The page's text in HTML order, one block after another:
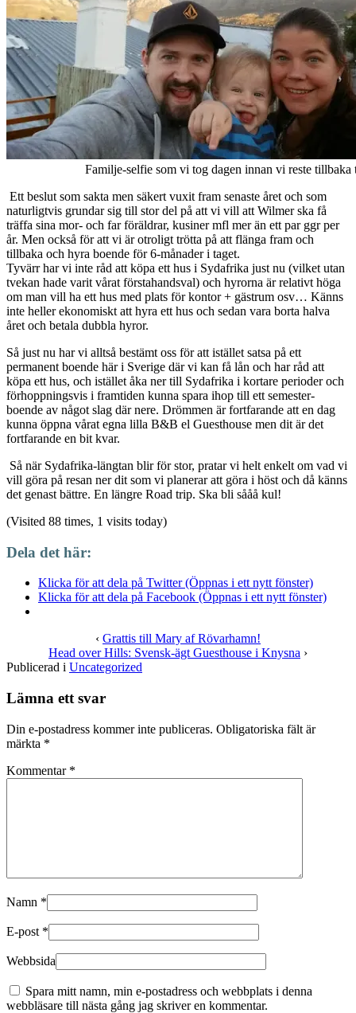
Familje-selfie som vi tog dagen innan vi reste tillbaka
Ett beslut som sakta men säkert vuxit fram senaste året och som
naturligtvis grundar sig till stor del på att vi vill att Wilmer ska få
träffa sina mor- och far föräldrar, kusiner mfl mer än ett par ggr per
år. Men också för att vi är otroligt trötta på att flänga fram och
tillbaka och hyra boende för 6-månader i taget.
Tyvärr har vi inte råd att köpa ett hus i Sydafrika just nu (vilket utan
tvekan hade varit vårat förstahandsval) och hyrorna är relativt höga
om man vill ha ett hus med plats för kontor + gästrum osv… Känns
inte heller ekonomiskt att hyra ett hus och sedan vara borta halva
året och betala dubbla hyror.
Så just nu har vi alltså bestämt oss för att istället satsa på ett
permanent boende här i Sverige där vi kan få lån och har råd att
köpa ett hus, och istället åka ner till Sydafrika i kortare perioder och
förhoppningsvis i framtiden kunna spara ihop till ett semester-
boende av något slag där nere. Drömmen är fortfarande att en dag
kunna öppna vårat egna lilla B&B el Guesthouse men dit är det
fortfarande en bit kvar.
Så när Sydafrika-längtan blir för stor, pratar vi helt enkelt om vad vi
vill göra på resan ner dit som vi planerar att göra i höst och då känns
det genast bättre. En längre Road trip. Ska bli sååå kul!
(Visited 88 times, 1 visits today)
Dela det här:
Klicka för att dela på Twitter (Öppnas i ett nytt fönster)
Klicka för att dela på Facebook (Öppnas i ett nytt fönster)
‹ Grattis till Mary af Rövarhamn!
Head over Hills: Svensk-ägt Guesthouse i Knysna ›
Publicerad i Uncategorized
Lämna ett svar
Din e-postadress kommer inte publiceras. Obligatoriska fält är
märkta *
Kommentar *
Namn *
E-post *
Webbsida
Spara mitt namn, min e-postadress och webbplats i denna
webbläsare till nästa gång jag skriver en kommentar.